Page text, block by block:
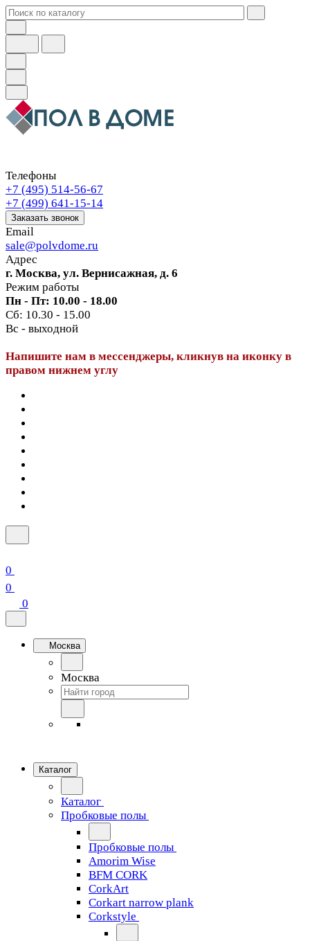
Телефоны
+7 (495) 514-56-67
+7 (499) 641-15-14
Заказать звонок
Email
sale@polvdome.ru
Адрес
г. Москва, ул. Вернисажная, д. 6
Режим работы
Пн - Пт: 10.00 - 18.00
Сб: 10.30 - 15.00
Вс - выходной
Напишите нам в мессенджеры, кликнув на иконку в
правом нижнем углу
0
0
0
Москва
Москва
Каталог
Каталог
Пробковые полы
Пробковые полы
Amorim Wise
BFM CORK
CorkArt
Corkart narrow plank
Corkstyle